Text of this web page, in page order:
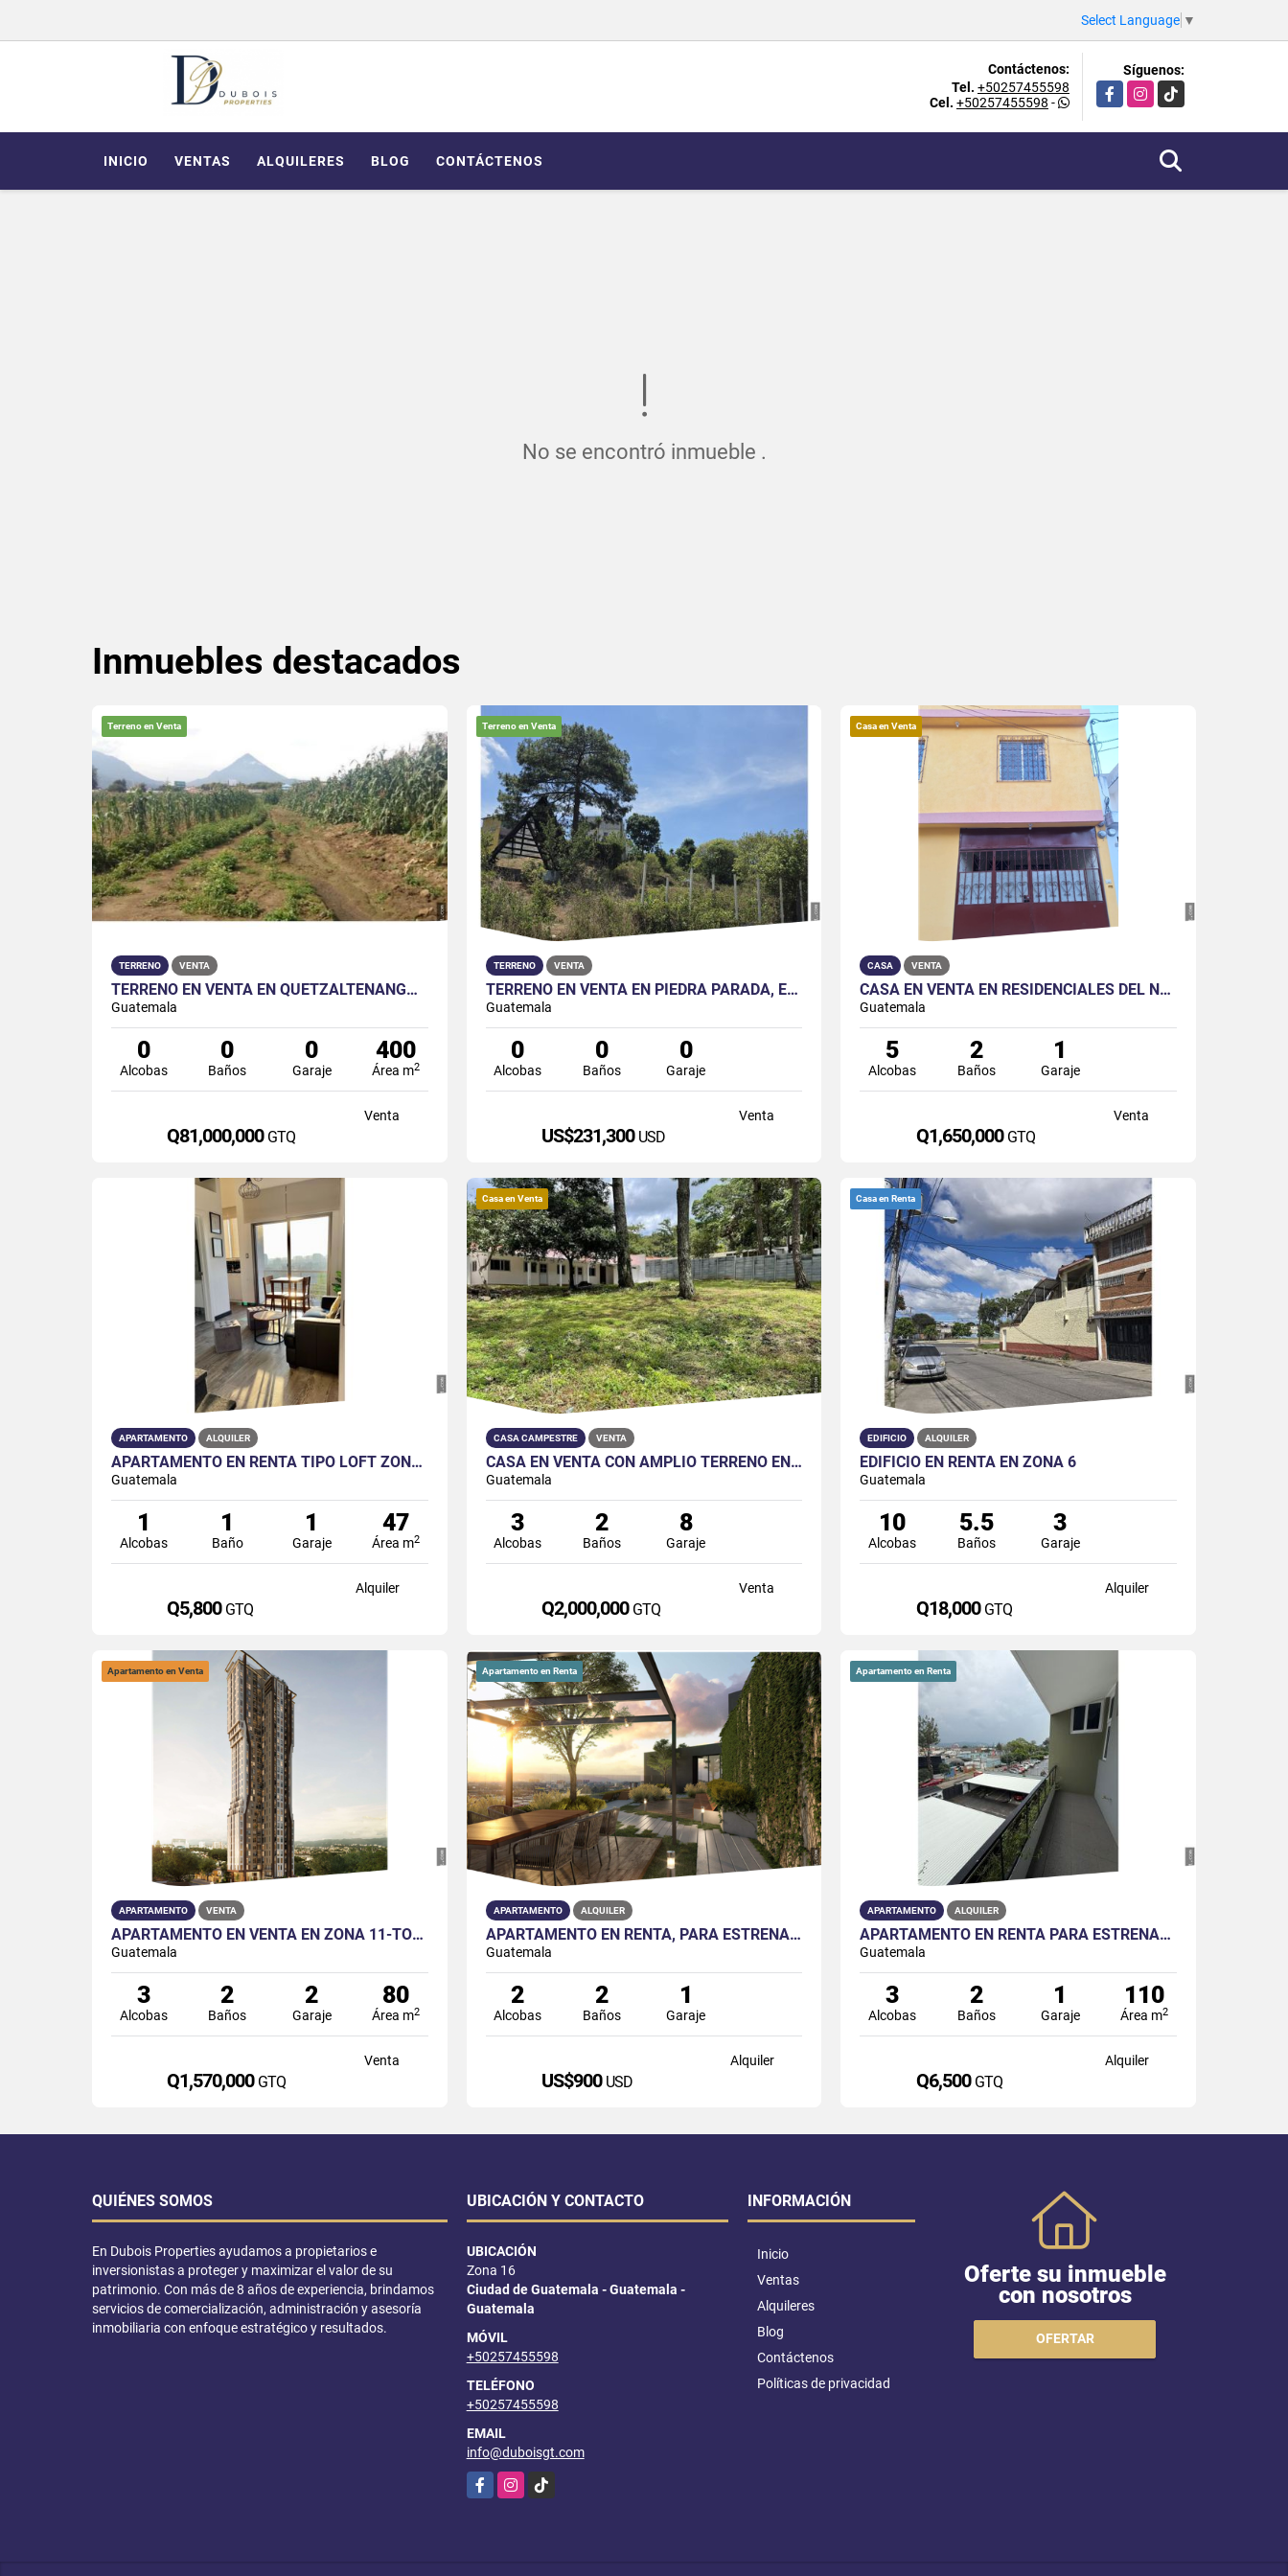
Select Language ▼
Contáctenos:
Tel. +50257455598
Cel. +50257455598 -
Síguenos:
FacebookInstagram
TikTok
INICIO VENTAS ALQUILERES BLOG CONTÁCTENOS
No se encontró inmueble .
Inmuebles destacados
Terreno en Venta
TERRENO VENTA
TERRENO EN VENTA EN QUETZALTENANGO | SOBRE CARRETERA PRINCIPAL
Guatemala
0
Alcobas
0
Baños
0
Garaje
400
Área m2
Venta
Q81,000,000 GTQ
Terreno en Venta
TERRENO VENTA
TERRENO EN VENTA EN PIEDRA PARADA, EL ROSARIO SANTA CATARINA PINULA
Guatemala
0
Alcobas
0
Baños
0
Garaje
Venta
US$231,300 USD
Casa en Venta
CASA VENTA
CASA EN VENTA EN RESIDENCIALES DEL NORTE ZONA 17
Guatemala
5
Alcobas
2
Baños
1
Garaje
Venta
Q1,650,000 GTQ
APARTAMENTO ALQUILER
APARTAMENTO EN RENTA TIPO LOFT ZONA 15
Guatemala
1
Alcobas
1
Baño
1
Garaje
47
Área m2
Alquiler
Q5,800 GTQ
Casa en Venta
CASA CAMPESTRE VENTA
CASA EN VENTA CON AMPLIO TERRENO EN SAN JORGE YUMAR
Guatemala
3
Alcobas
2
Baños
8
Garaje
Venta
Q2,000,000 GTQ
Casa en Renta
EDIFICIO ALQUILER
EDIFICIO EN RENTA EN ZONA 6
Guatemala
10
Alcobas
5.5
Baños
3
Garaje
Alquiler
Q18,000 GTQ
Apartamento en Venta
APARTAMENTO VENTA
APARTAMENTO EN VENTA EN ZONA 11-TORRE ALTAIRE | CON VISTAS PANORÁMICAS
Guatemala
3
Alcobas
2
Baños
2
Garaje
80
Área m2
Venta
Q1,570,000 GTQ
Apartamento en Renta
APARTAMENTO ALQUILER
APARTAMENTO EN RENTA, PARA ESTRENAR EN ZONA 4
Guatemala
2
Alcobas
2
Baños
1
Garaje
Alquiler
US$900 USD
Apartamento en Renta
APARTAMENTO ALQUILER
APARTAMENTO EN RENTA PARA ESTRENAR – ZONA 10 CERCANO A LIBERACIÓN
Guatemala
3
Alcobas
2
Baños
1
Garaje
110
Área m2
Alquiler
Q6,500 GTQ
QUIÉNES SOMOS
En Dubois Properties ayudamos a propietarios e
inversionistas a proteger y maximizar el valor de su
patrimonio. Con más de 8 años de experiencia, brindamos
servicios de comercialización, administración y asesoría
inmobiliaria con enfoque estratégico y resultados.
UBICACIÓN Y CONTACTO
UBICACIÓN
Zona 16
Ciudad de Guatemala - Guatemala -
Guatemala
MÓVIL
+50257455598
TELÉFONO
+50257455598
EMAIL
info@duboisgt.com
FacebookInstagram
TikTok
INFORMACIÓN
Inicio
Ventas
Alquileres
Blog
Contáctenos
Políticas de privacidad
Oferte su inmueble
con nosotros
OFERTAR